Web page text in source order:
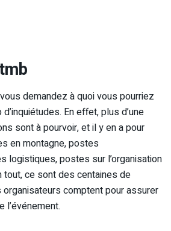
demandez à quoi vous pourriez
En effet, plus d’une
sont à pourvoir, et il y en a pour
en montagne, postes
logistiques, postes sur l’organisation
tout, ce sont des centaines de
comptent pour assurer
l’événement.